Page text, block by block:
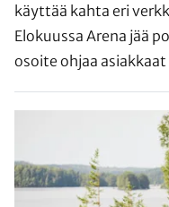
käyttää kahta eri
Elokuussa Arena jää
osoite ohjaa